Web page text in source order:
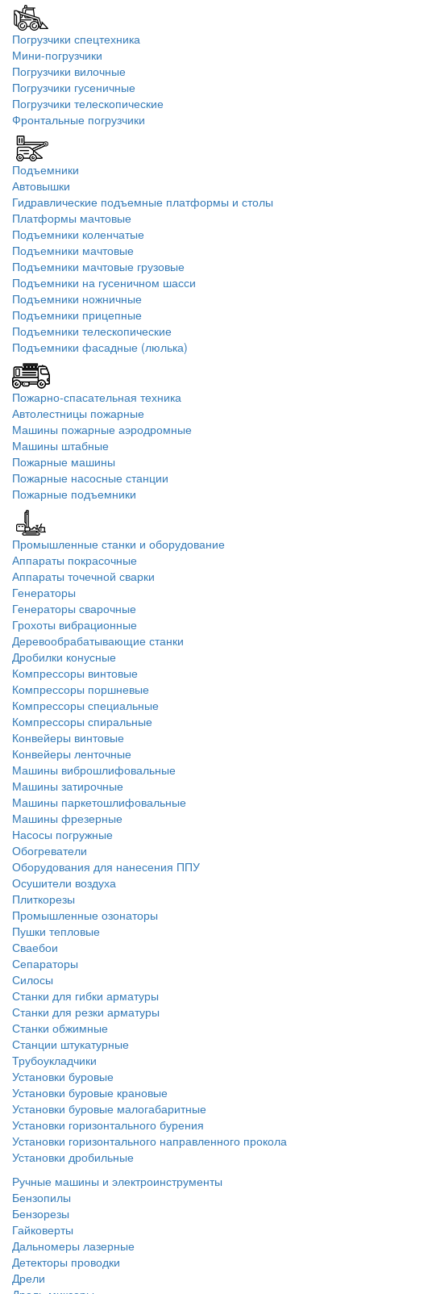
Погрузчики спецтехника
Мини-погрузчики
Погрузчики вилочные
Погрузчики гусеничные
Погрузчики телескопические
Фронтальные погрузчики
Подъемники
Автовышки
Гидравлические подъемные платформы и столы
Платформы мачтовые
Подъемники коленчатые
Подъемники мачтовые
Подъемники мачтовые грузовые
Подъемники на гусеничном шасси
Подъемники ножничные
Подъемники прицепные
Подъемники телескопические
Подъемники фасадные (люлька)
Пожарно-спасательная техника
Автолестницы пожарные
Машины пожарные аэродромные
Машины штабные
Пожарные машины
Пожарные насосные станции
Пожарные подъемники
Промышленные станки и оборудование
Аппараты покрасочные
Аппараты точечной сварки
Генераторы
Генераторы сварочные
Грохоты вибрационные
Деревообрабатывающие станки
Дробилки конусные
Компрессоры винтовые
Компрессоры поршневые
Компрессоры специальные
Компрессоры спиральные
Конвейеры винтовые
Конвейеры ленточные
Машины виброшлифовальные
Машины затирочные
Машины паркетошлифовальные
Машины фрезерные
Насосы погружные
Обогреватели
Оборудования для нанесения ППУ
Осушители воздуха
Плиткорезы
Промышленные озонаторы
Пушки тепловые
Сваебои
Сепараторы
Силосы
Станки для гибки арматуры
Станки для резки арматуры
Станки обжимные
Станции штукатурные
Трубоукладчики
Установки буровые
Установки буровые крановые
Установки буровые малогабаритные
Установки горизонтального бурения
Установки горизонтального направленного прокола
Установки дробильные
Ручные машины и электроинструменты
Бензопилы
Бензорезы
Гайковерты
Дальномеры лазерные
Детекторы проводки
Дрели